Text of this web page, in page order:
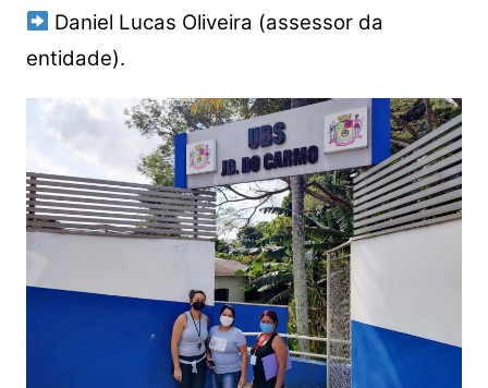
Daniel Lucas Oliveira (assessor da
entidade).